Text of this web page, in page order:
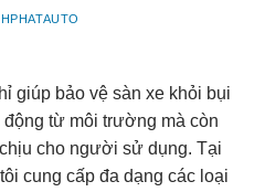
giúp bảo vệ sàn xe khỏi bụi
từ môi trường mà còn
cho người sử dụng. Tại
cung cấp đa dạng các loại